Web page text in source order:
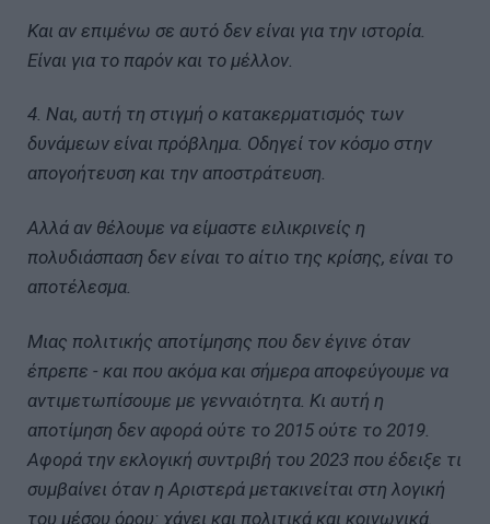
Και αν επιμένω σε αυτό δεν είναι για την ιστορία.
Είναι για το παρόν και το μέλλον.
4. Ναι, αυτή τη στιγμή ο κατακερματισμός των
δυνάμεων είναι πρόβλημα. Οδηγεί τον κόσμο στην
απογοήτευση και την αποστράτευση.
Αλλά αν θέλουμε να είμαστε ειλικρινείς η
πολυδιάσπαση δεν είναι το αίτιο της κρίσης, είναι το
αποτέλεσμα.
Μιας πολιτικής αποτίμησης που δεν έγινε όταν
έπρεπε - και που ακόμα και σήμερα αποφεύγουμε να
αντιμετωπίσουμε με γενναιότητα. Κι αυτή η
αποτίμηση δεν αφορά ούτε το 2015 ούτε το 2019.
Αφορά την εκλογική συντριβή του 2023 που έδειξε τι
συμβαίνει όταν η Αριστερά μετακινείται στη λογική
του μέσου όρου: χάνει και πολιτικά και κοινωνικά.